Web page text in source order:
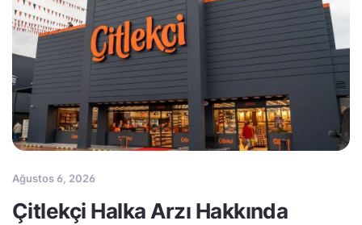
Ağustos 6, 2026
Çitlekçi Halka Arzı Hakkında